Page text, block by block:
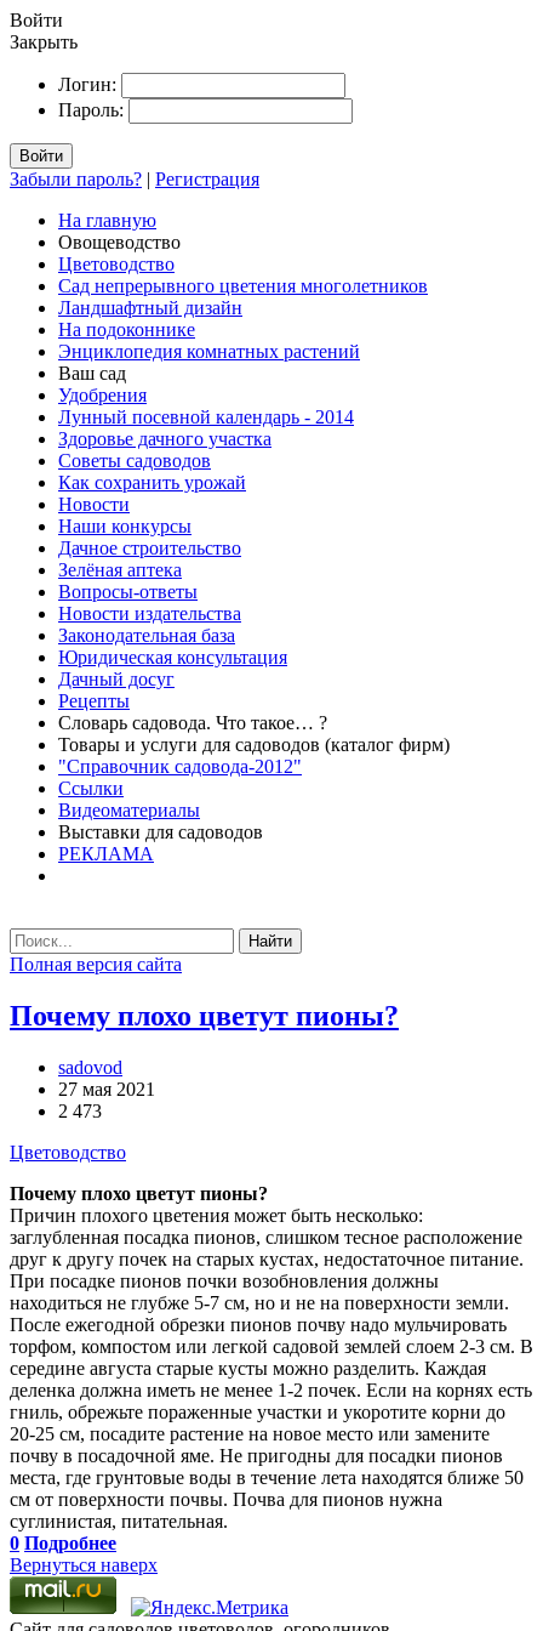
Войти
Закрыть
Логин:
Пароль:
Войти
Забыли пароль? | Регистрация
На главную
Овощеводство
Цветоводство
Сад непрерывного цветения многолетников
Ландшафтный дизайн
На подоконнике
Энциклопедия комнатных растений
Ваш сад
Удобрения
Лунный посевной календарь - 2014
Здоровье дачного участка
Советы садоводов
Как сохранить урожай
Новости
Наши конкурсы
Дачное строительство
Зелёная аптека
Вопросы-ответы
Новости издательства
Законодательная база
Юридическая консультация
Дачный досуг
Рецепты
Словарь садовода. Что такое… ?
Товары и услуги для садоводов (каталог фирм)
"Справочник садовода-2012"
Ссылки
Видеоматериалы
Выставки для садоводов
РЕКЛАМА
Найти
Полная версия сайта
Почему плохо цветут пионы?
sadovod
27 мая 2021
2 473
Цветоводство
Почему плохо цветут пионы?
Причин плохого цветения может быть несколько:
заглубленная посадка пионов, слишком тесное расположение
друг к другу почек на старых кустах, недостаточное питание.
При посадке пионов почки возобновления должны
находиться не глубже 5-7 см, но и не на поверхности земли.
После ежегодной обрезки пионов почву надо мульчировать
торфом, компостом или легкой садовой землей слоем 2-3 см. В
середине августа старые кусты можно разделить. Каждая
деленка должна иметь не менее 1-2 почек. Если на корнях есть
гниль, обрежьте пораженные участки и укоротите корни до
20-25 см, посадите растение на новое место или замените
почву в посадочной яме. Не пригодны для посадки пионов
места, где грунтовые воды в течение лета находятся ближе 50
см от поверхности почвы. Почва для пионов нужна
суглинистая, питательная.
0 Подробнее
Вернуться наверх